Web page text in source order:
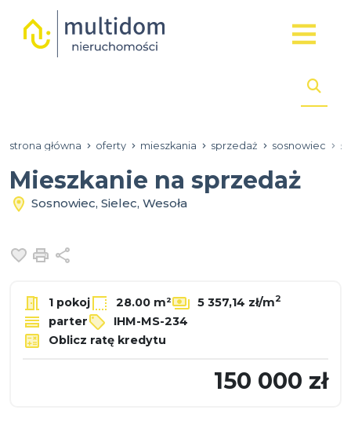
strona główna oferty mieszkania sprzedaż sosnowiec
Mieszkanie na sprzedaż
Sosnowiec, Sielec, Wesoła
Dodaj do ulubionych
Drukuj
1 pokoj 28.00 m² 5 357,14 zł/m2
parter
IHM-MS-234
Oblicz ratę kredytu
150 000 zł